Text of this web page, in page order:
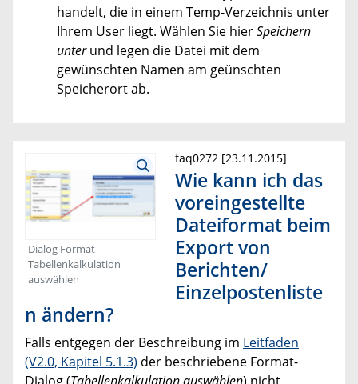
handelt, die in einem Temp-Verzeichnis unter
Ihrem User liegt. Wählen Sie hierSpeichern
unterund legen die Datei mit dem
gewünschten Namen am geünschten
Speicherort ab.
Dialog Format
Tabellenkalkulation
auswählen
faq0272 [23.11.2015]
Wie kann ich das
voreingestellte
Dateiformat beim
Export von
Berichten/
Einzelpostenliste
n ändern?
Falls entgegen der Beschreibung im Leitfaden
(V2.0, Kapitel 5.1.3) der beschriebene Format-